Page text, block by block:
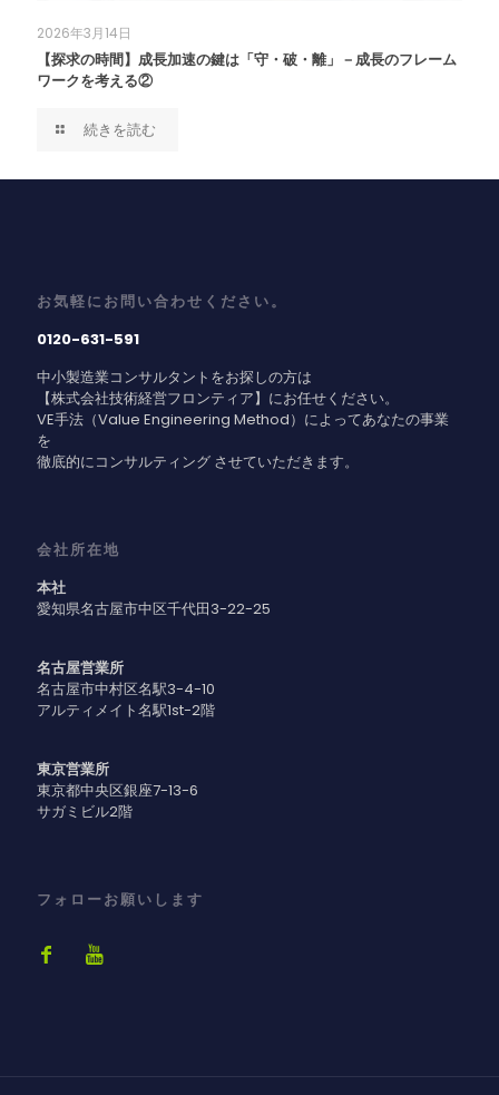
2026年3月14日
【探求の時間】成長加速の鍵は「守・破・離」－成長のフレーム
ワークを考える②
続きを読む
お気軽にお問い合わせください。
0120-631-591
中小製造業コンサルタントをお探しの方は
【株式会社技術経営フロンティア】にお任せください。
VE手法（Value Engineering Method）によってあなたの事業
を
徹底的にコンサルティング させていただきます。
会社所在地
本社
愛知県名古屋市中区千代田3-22-25
名古屋営業所
名古屋市中村区名駅3-4-10
アルティメイト名駅1st-2階
東京営業所
東京都中央区銀座7-13-6
サガミビル2階
フォローお願いします